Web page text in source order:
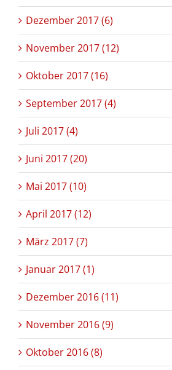
Dezember 2017 (6)
November 2017 (12)
Oktober 2017 (16)
September 2017 (4)
Juli 2017 (4)
Juni 2017 (20)
Mai 2017 (10)
April 2017 (12)
März 2017 (7)
Januar 2017 (1)
Dezember 2016 (11)
November 2016 (9)
Oktober 2016 (8)